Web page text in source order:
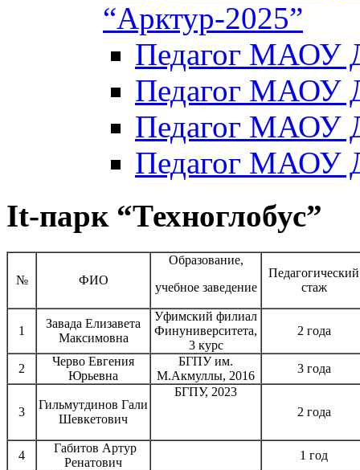
“Арктур-2025”
Педагог МАОУ
Педагог МАОУ
Педагог МАОУ
Педагог МАОУ
It-парк “Техноглобус”
№ ФИО
Образование,
учебное заведение
Педагогический
стаж
1
Завада Елизавета
Максимовна
Уфимский филиал
Финуниверситета,
3 курс
2 года
2
Черво Евгения
Юрьевна
БГПУ им.
М.Акмуллы, 2016
3 года
3
Гильмутдинов Гали
Шевкетович
БГПУ, 2023
2 года
4
Габитов Артур
Ренатович
1 год